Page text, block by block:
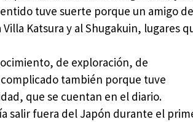
tuve suerte porque un amigo
Katsura y al Shugakuin, lugares
de exploración, de
también porque tuve
que se cuentan en el diario.
salir fuera del Japón durante el